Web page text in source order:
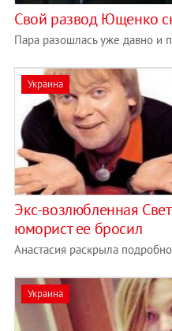
Свой развод Ющенко
Пара разошлась уже давно и
Украина
Экс-возлюбленная
юморист ее бросил
Анастасия раскрыла
Украина